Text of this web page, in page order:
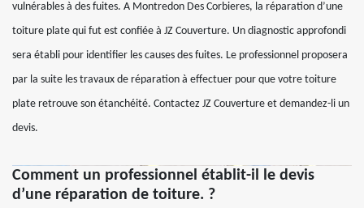
vulnérables à des fuites. A Montredon Des Corbieres, la réparation d’une
toiture plate qui fut est confiée à JZ Couverture. Un diagnostic approfondi
sera établi pour identifier les causes des fuites. Le professionnel proposera
par la suite les travaux de réparation à effectuer pour que votre toiture
plate retrouve son étanchéité. Contactez JZ Couverture et demandez-li un
devis.
Comment un professionnel établit-il le devis
d’une réparation de toiture. ?